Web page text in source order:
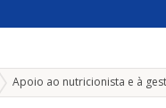
Apoio ao nutricionista e à